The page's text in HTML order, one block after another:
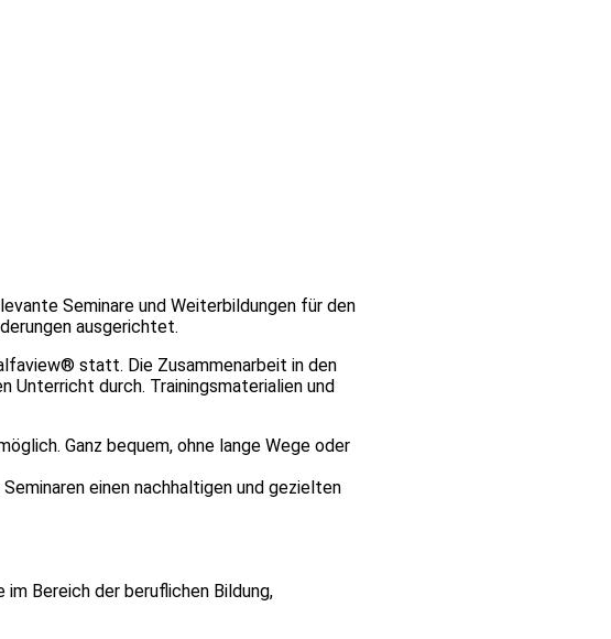
Seminare und Weiterbildungen für den
ausgerichtet.
statt. Die Zusammenarbeit in den
durch. Trainingsmaterialien und
Ganz bequem, ohne lange Wege oder
einen nachhaltigen und gezielten
Bereich der beruflichen Bildung,